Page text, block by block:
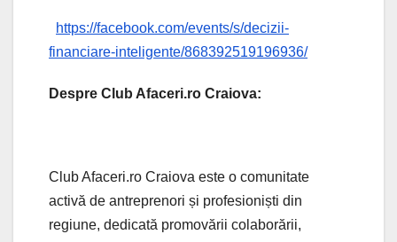
https://facebook.com/events/s/decizii-
financiare-inteligente/868392519196936/
Despre Club Afaceri.ro Craiova:
Club Afaceri.ro Craiova este o comunitate
activă de antreprenori și profesioniști din
regiune, dedicată promovării colaborării,